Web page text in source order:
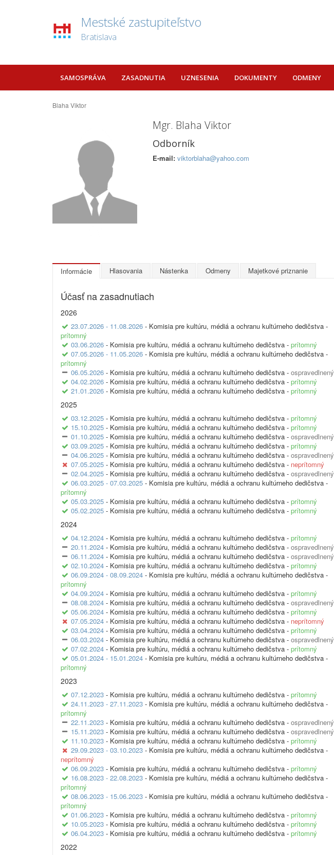
Mestské zastupiteľstvo
Bratislava
SAMOSPRÁVA ZASADNUTIA UZNESENIA DOKUMENTY ODMENY
Blaha Viktor
Mgr. Blaha Viktor
Odborník
E-mail: viktorblaha@yahoo.com
Informácie Hlasovania Nástenka Odmeny Majetkové priznanie
Účasť na zasadnutiach
2026
23.07.2026 - 11.08.2026 - Komisia pre kultúru, médiá a ochranu kultúrneho dedičstva -
prítomný
03.06.2026 - Komisia pre kultúru, médiá a ochranu kultúrneho dedičstva - prítomný
07.05.2026 - 11.05.2026 - Komisia pre kultúru, médiá a ochranu kultúrneho dedičstva -
prítomný
06.05.2026 - Komisia pre kultúru, médiá a ochranu kultúrneho dedičstva - ospravedlnený
04.02.2026 - Komisia pre kultúru, médiá a ochranu kultúrneho dedičstva - prítomný
21.01.2026 - Komisia pre kultúru, médiá a ochranu kultúrneho dedičstva - prítomný
2025
03.12.2025 - Komisia pre kultúru, médiá a ochranu kultúrneho dedičstva - prítomný
15.10.2025 - Komisia pre kultúru, médiá a ochranu kultúrneho dedičstva - prítomný
01.10.2025 - Komisia pre kultúru, médiá a ochranu kultúrneho dedičstva - ospravedlnený
03.09.2025 - Komisia pre kultúru, médiá a ochranu kultúrneho dedičstva - prítomný
04.06.2025 - Komisia pre kultúru, médiá a ochranu kultúrneho dedičstva - ospravedlnený
07.05.2025 - Komisia pre kultúru, médiá a ochranu kultúrneho dedičstva - neprítomný
02.04.2025 - Komisia pre kultúru, médiá a ochranu kultúrneho dedičstva - ospravedlnený
06.03.2025 - 07.03.2025 - Komisia pre kultúru, médiá a ochranu kultúrneho dedičstva -
prítomný
05.03.2025 - Komisia pre kultúru, médiá a ochranu kultúrneho dedičstva - prítomný
05.02.2025 - Komisia pre kultúru, médiá a ochranu kultúrneho dedičstva - prítomný
2024
04.12.2024 - Komisia pre kultúru, médiá a ochranu kultúrneho dedičstva - prítomný
20.11.2024 - Komisia pre kultúru, médiá a ochranu kultúrneho dedičstva - ospravedlnený
06.11.2024 - Komisia pre kultúru, médiá a ochranu kultúrneho dedičstva - ospravedlnený
02.10.2024 - Komisia pre kultúru, médiá a ochranu kultúrneho dedičstva - prítomný
06.09.2024 - 08.09.2024 - Komisia pre kultúru, médiá a ochranu kultúrneho dedičstva -
prítomný
04.09.2024 - Komisia pre kultúru, médiá a ochranu kultúrneho dedičstva - prítomný
08.08.2024 - Komisia pre kultúru, médiá a ochranu kultúrneho dedičstva - ospravedlnený
05.06.2024 - Komisia pre kultúru, médiá a ochranu kultúrneho dedičstva - prítomný
07.05.2024 - Komisia pre kultúru, médiá a ochranu kultúrneho dedičstva - neprítomný
03.04.2024 - Komisia pre kultúru, médiá a ochranu kultúrneho dedičstva - prítomný
06.03.2024 - Komisia pre kultúru, médiá a ochranu kultúrneho dedičstva - ospravedlnený
07.02.2024 - Komisia pre kultúru, médiá a ochranu kultúrneho dedičstva - prítomný
05.01.2024 - 15.01.2024 - Komisia pre kultúru, médiá a ochranu kultúrneho dedičstva -
prítomný
2023
07.12.2023 - Komisia pre kultúru, médiá a ochranu kultúrneho dedičstva - prítomný
24.11.2023 - 27.11.2023 - Komisia pre kultúru, médiá a ochranu kultúrneho dedičstva -
prítomný
22.11.2023 - Komisia pre kultúru, médiá a ochranu kultúrneho dedičstva - ospravedlnený
15.11.2023 - Komisia pre kultúru, médiá a ochranu kultúrneho dedičstva - ospravedlnený
11.10.2023 - Komisia pre kultúru, médiá a ochranu kultúrneho dedičstva - prítomný
29.09.2023 - 03.10.2023 - Komisia pre kultúru, médiá a ochranu kultúrneho dedičstva -
neprítomný
06.09.2023 - Komisia pre kultúru, médiá a ochranu kultúrneho dedičstva - prítomný
16.08.2023 - 22.08.2023 - Komisia pre kultúru, médiá a ochranu kultúrneho dedičstva -
prítomný
08.06.2023 - 15.06.2023 - Komisia pre kultúru, médiá a ochranu kultúrneho dedičstva -
prítomný
01.06.2023 - Komisia pre kultúru, médiá a ochranu kultúrneho dedičstva - prítomný
10.05.2023 - Komisia pre kultúru, médiá a ochranu kultúrneho dedičstva - prítomný
06.04.2023 - Komisia pre kultúru, médiá a ochranu kultúrneho dedičstva - prítomný
2022